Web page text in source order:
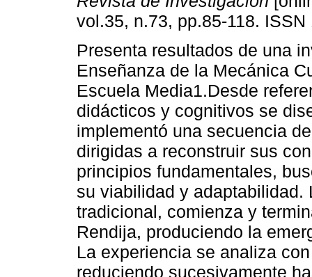
vol.35, n.73, pp.85-118. ISSN
Presenta resultados de una
Enseñanza de la Mecánica
Escuela Media1.Desde
didácticos y cognitivos se
implementó una secuencia
dirigidas a reconstruir sus
principios fundamentales,
su viabilidad y
tradicional, comienza y
Rendija, produciendo la
La experiencia se analiza
reduciendo sucesivamente